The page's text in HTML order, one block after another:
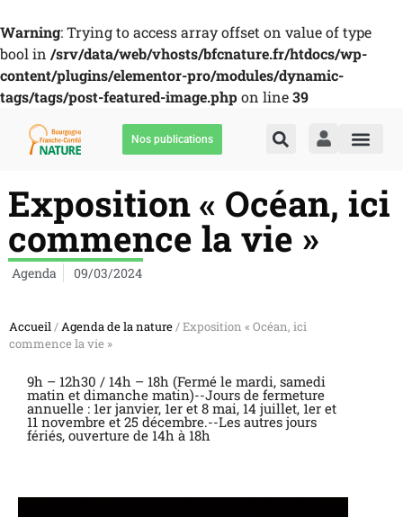
Warning: Trying to access array offset on value of type
bool in /srv/data/web/vhosts/bfcnature.fr/htdocs/wp-
content/plugins/elementor-pro/modules/dynamic-
tags/tags/post-featured-image.phpon line39
Nos publications
Exposition « Océan, ici
commence la vie »
Agenda 09/03/2024
Accueil/Agenda de la nature/ Exposition « Océan, ici
commence la vie »
9h – 12h30 / 14h – 18h (Fermé le mardi, samedi
matin et dimanche matin)--Jours de fermeture
annuelle : 1er janvier, 1er et 8 mai, 14 juillet, 1er et
11 novembre et 25 décembre.--Les autres jours
fériés, ouverture de 14h à 18h